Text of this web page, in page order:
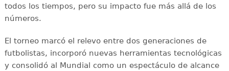
todos los tiempos, pero su impacto fue más allá de los
números.
El torneo marcó el relevo entre dos generaciones de
futbolistas, incorporó nuevas herramientas tecnológicas
y consolidó al Mundial como un espectáculo de alcance